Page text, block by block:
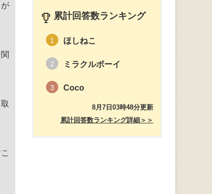
累計回答数ランキング
1 ほしねこ
2 ミラクルボーイ
3 Coco
8月7日03時48分更新
累計回答数ランキング詳細＞＞